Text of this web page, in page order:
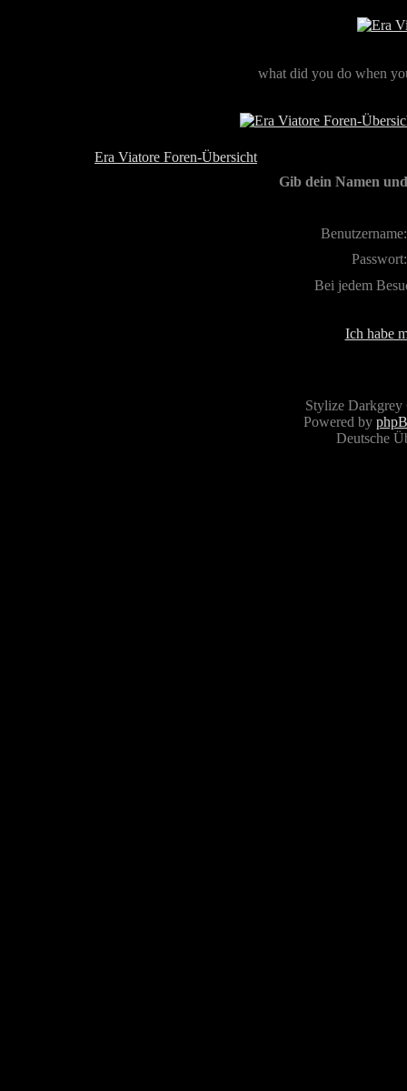
what did you do when
Era Viatore Foren-Übersicht
Gib dein Namen
Benutzername:
Passwort:
Bei jedem
Ich habe
Stylize
Powered by
Deutsche